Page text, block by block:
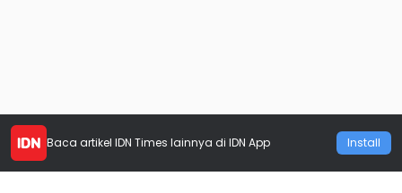
Baca artikel IDN Times lainnya di IDN App Install